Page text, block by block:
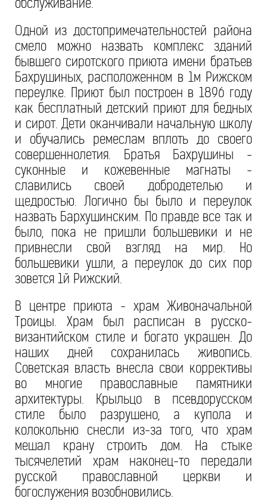
Одной из достопримечательностей района
смело можно назвать комплекс зданий
бывшего сиротского приюта имени братьев
Бахрушиных, расположенном в 1м Рижском
переулке. Приют был построен в 1896 году
как бесплатный детский приют для бедных
и сирот. Дети оканчивали начальную школу
и обучались ремеслам вплоть до своего
совершеннолетия. Братья Бахрушины -
суконные и кожевенные магнаты -
славились своей добродетелью и
щедростью. Логично бы было и переулок
назвать Бархушинским. По правде все так и
было, пока не пришли большевики и не
привнесли свой взгляд на мир. Но
большевики ушли, а переулок до сих пор
зовется 1й Рижский.
В центре приюта - храм Живоначальной
Троицы. Храм был расписан в русско-
византийском стиле и богато украшен. До
наших дней сохранилась живопись.
Советская власть внесла свои коррективы
во многие православные памятники
архитектуры. Крыльцо в псевдорусском
стиле было разрушено, а купола и
колокольню снесли из-за того, что храм
мешал крану строить дом. На стыке
тысячелетий храм наконец-то передали
русской православной церкви и
богослужения возобновились.